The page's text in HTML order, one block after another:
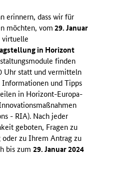
erinnern, dass wir für
möchten, vom29. Januar
virtuelle
in Horizont
finden
Uhr statt und vermitteln
und Tipps
in Horizont-Europa-
- RIA). Nach jeder
geboten, Fragen zu
zu Ihrem Antrag zu
bis zum 29. Januar 2024